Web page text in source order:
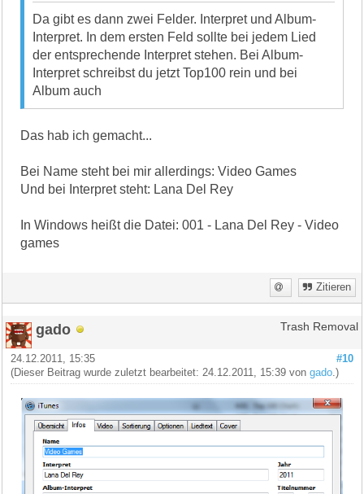
Da gibt es dann zwei Felder. Interpret und Album-
Interpret. In dem ersten Feld sollte bei jedem Lied
der entsprechende Interpret stehen. Bei Album-
Interpret schreibst du jetzt Top100 rein und bei
Album auch
Das hab ich gemacht...
Bei Name steht bei mir allerdings: Video Games
Und bei Interpret steht: Lana Del Rey
In Windows heißt die Datei: 001 - Lana Del Rey - Video
games
Zitieren
gado Trash Removal
#10
24.12.2011, 15:35
(Dieser Beitrag wurde zuletzt bearbeitet: 24.12.2011, 15:39 vongado .)